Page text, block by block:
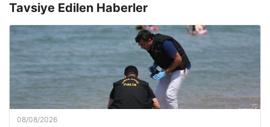
Tavsiye Edilen Haberler
08/08/2026